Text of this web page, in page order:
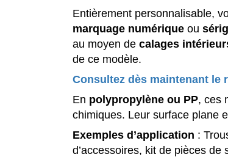
Entièrement personnalisable,
marquage numérique ou
au moyen de calages
de ce modèle.
Consultez dès maintenant le
En polypropylène ou PP, ces
chimiques. Leur surface plane
Exemples d’application :
d’accessoires, kit de pièces de